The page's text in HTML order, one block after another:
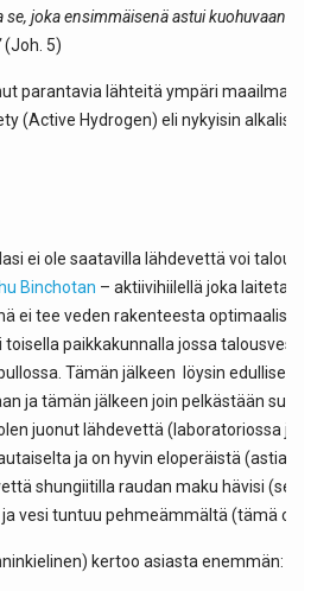
se, joka ensimmäisenä astui kuohuvaan
(Joh. 5)
parantavia lähteitä ympäri maailman ja
(Active Hydrogen) eli nykyisin alkalisuus.
ei ole saatavilla lähdevettä voi
Binchotan – aktiivihiilellä joka laitetaan
ei tee veden rakenteesta optimaalista
toisella paikkakunnalla jossa talousvesi oli
Tämän jälkeen löysin edullisen
ja tämän jälkeen join pelkästään
juonut lähdevettä (laboratoriossa
ja on hyvin eloperäistä (astiassa
shungiitilla raudan maku hävisi (se
vesi tuntuu pehmeämmältä (tämä on
kertoo asiasta enemmän: